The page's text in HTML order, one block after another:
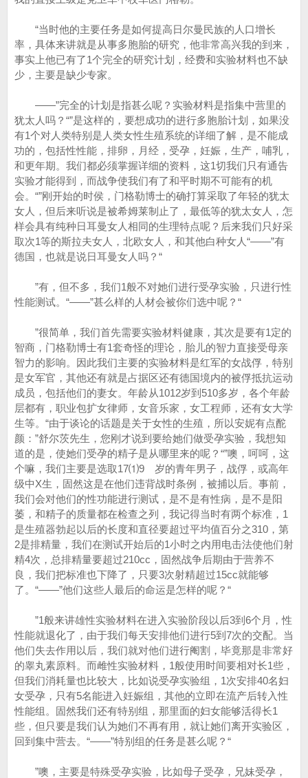
“当时他的主要任务是如何提高日尔曼民族的人口增长
率，具体来讲就是从事多胞胎的研究，他非常高兴我的到来，
事实上他已有了1个完全的研究计划，经费和实验材料也不缺
少，主要是缺少专家。
——”完全的计划是指甚么呢？实验材料是指集中营里的
犹太人吗？“”是这样的，要想成功的进行多胞胎计划，如果没
有1个对人类特别是人类女性生殖系统的详细了解，是不能成
功的，包括性性能，排卵，月经，受孕，妊娠，生产，哺乳，
和更年期。我们都必须掌握详细的资料，这1切我们只有通告
实验才能得到，而战争使我们有了和平时期不可能有的机
会。“”刚开始的时侯，门格勒博士的确打算采取了年轻的犹太
女人，但后来听说是被希姆莱制止了，最低等的犹太女人，怎
样会具有纯种日耳曼女人相同的生理特点呢？后来我们只好采
取次1等的斯拉夫女人，北欧女人，和其他白种女人“——”有
德国，也就是说日耳曼女人吗？“
”有，但不多，我们1般不对她们进行受孕实验，只进行性
性能测试。“——”甚么样的人材会被你们选中呢？“
”很简单，我们首先需要实验材料健康，其次是要有1定的
智商，门格勒博士有1套奇怪的理论，胎儿的智力直接受母亲
智力的影响。因此我们主要的实验材料是红军的女战俘，特别
是女军官，其他还有就是占据区还有德国境内的被俘抵抗运动
成员，包括他们的妻女。年龄从1012岁到510多岁，各个年龄
层都有，职业包扩女律师，女音乐家，女工程师，还有女大学
生等。“由于谈论的话题是关于女性的生殖，所以安妮有点酡
颜：”舒尔茨先生，您刚才说到要给她们做受孕实验，我想知
道的是，使她们受孕的精子是从哪里来的呢？“”噢，呵呵，这
个嘛，我们主要是选取17⑴9 岁的青年男子，战俘，或高年
级中X生，固然这是在他们违背战时条例，被捕以后。事前，
我们会对他们的性功能进行测试，是不是有性病，是不是阳
萎，和精子的质量都在检查之列，我记得当时有两个标准，1
是生殖器勃起以后的长度和直径要超过平均值百分之310，第
2是排精量，我们在测试开始后的1小时之内用电击法使他们射
精4次，总排精量要超过210cc，固然战争后期由于营养不
良，我们把标准也下降了，只要3次射精超过15cc就能够
了。“——”他们这些人最后的命运是怎样的呢？“
”1般来讲雄性实验材料在进入实验阶段以后3到6个月，性
性能就退化了，由于我们每天安排他们进行5到7次的交配。当
他们失去作用以后，我们就对他们进行阉割，毕竟那是非常好
的睾丸素原料。而雌性实验材料，1般使用时间要相对长1些，
但我们消耗量也比较大，比如说受孕实验组，1次安排40名妇
女受孕，只有5名能进入妊娠组，其他的立即在流产后转入性
性能组。固然我们还有特别组，那里面的妇女能够活得长1
些，但只要是我们认为她们不再有用，就让她们离开实验区，
回到集中营去。“——”特别组的任务是甚么呢？“
”噢，主要是特殊受孕实验，比如母子受孕，兄妹受孕，